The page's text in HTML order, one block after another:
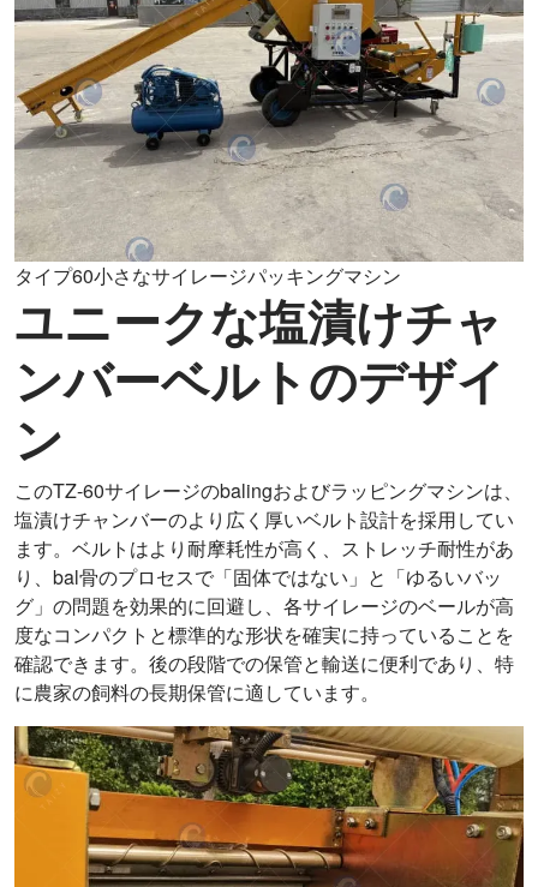
タイプ60小さなサイレージパッキングマシン
ユニークな塩漬けチャ
ンバーベルトのデザイ
ン
このTZ-60サイレージのbalingおよびラッピングマシンは、
塩漬けチャンバーのより広く厚いベルト設計を採用してい
ます。ベルトはより耐摩耗性が高く、ストレッチ耐性があ
り、bal骨のプロセスで「固体ではない」と「ゆるいバッ
グ」の問題を効果的に回避し、各サイレージのベールが高
度なコンパクトと標準的な形状を確実に持っていることを
確認できます。後の段階での保管と輸送に便利であり、特
に農家の飼料の長期保管に適しています。